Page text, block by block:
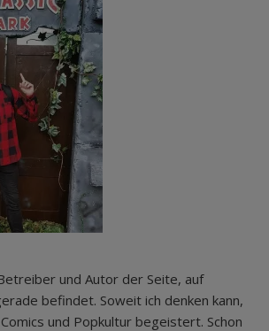
und Autor der Seite, auf
befindet. Soweit ich denken kann,
und Popkultur begeistert. Schon